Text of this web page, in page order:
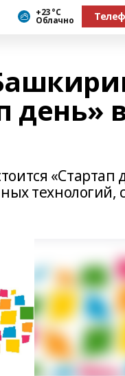
+23 °С
Облачно
день»
«Стартап
технологий,